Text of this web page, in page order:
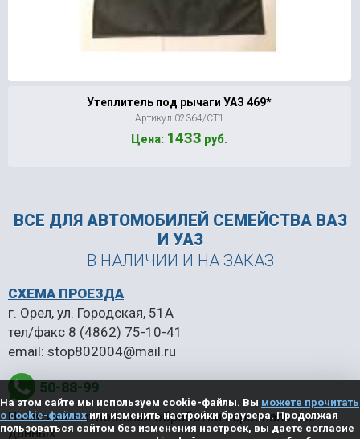
Утеплитель под рычаги УАЗ 469*
Артикул 02364/СТ1
Цена: 1433 руб.
ВСЕ ДЛЯ АВТОМОБИЛЕЙ СЕМЕЙСТВА ВАЗ
И УАЗ
В НАЛИЧИИ И НА ЗАКАЗ
50-88-99
СХЕМА ПРОЕЗДА
г. Орел, ул. Городская, 51А
тел/факс 8 (4862) 75-10-41
email: stop802004@mail.ru
Политика в отношении обработки персональных
данных
На этом сайте мы используем cookie-файлы. Вы можете прочитать
о cookie-файлахили изменить настройки браузера. Продолжая
пользоваться сайтом без изменения настроек, вы даете согласие